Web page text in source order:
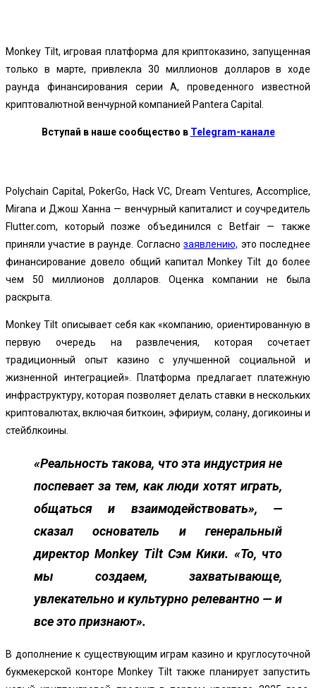
Monkey Tilt, игровая платформа для криптоказино, запущенная
только в марте, привлекла 30 миллионов долларов в ходе
раунда финансирования серии А, проведенного известной
криптовалютной венчурной компанией Pantera Capital.
Вступай в наше сообщество в Telegram-канале
Polychain Capital, PokerGo, Hack VC, Dream Ventures, Accomplice,
Mirana и Джош Ханна — венчурный капиталист и соучредитель
Flutter.com, который позже объединился с Betfair — также
приняли участие в раунде. Согласнозаявлению, это последнее
финансирование довело общий капитал Monkey Tilt до более
чем 50 миллионов долларов. Оценка компании не была
раскрыта.
Monkey Tilt описывает себя как «компанию, ориентированную в
первую очередь на развлечения, которая сочетает
традиционный опыт казино с улучшенной социальной и
жизненной интеграцией». Платформа предлагает платежную
инфраструктуру, которая позволяет делать ставки в нескольких
криптовалютах, включая биткоин, эфириум, солану, догикоины и
стейблкоины.
«Реальность такова, что эта индустрия не
поспевает за тем, как люди хотят играть,
общаться и взаимодействовать», —
сказал основатель и генеральный
директор Monkey Tilt Сэм Кики. «То, что
мы создаем, захватывающе,
увлекательно и культурно релевантно — и
все это признают».
В дополнение к существующим играм казино и круглосуточной
букмекерской конторе Monkey Tilt также планирует запустить